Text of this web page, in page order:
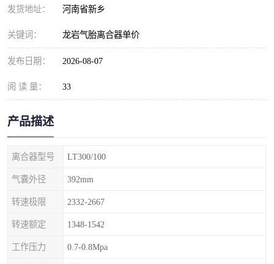
发货地址： 河南省新乡
关键词： 龙岩气胎离合器单价
发布日期： 2026-08-07
阅 读 量： 33
产品描述
离合器型号 LT300/100
气囊外径 392mm
转速极限 2332-2667
转速额定 1348-1542
工作压力 0.7-0.8Mpa